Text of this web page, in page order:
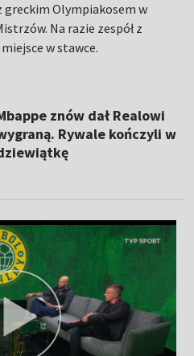
greckim Olympiakosem w
Na razie zespół z
w stawce.
znów dał Realowi
Rywale kończyli w